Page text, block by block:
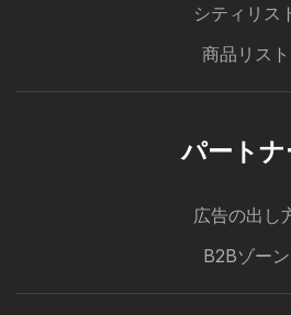
シティリス
商品リスト
パートナ
広告の出し
B2Bゾーン